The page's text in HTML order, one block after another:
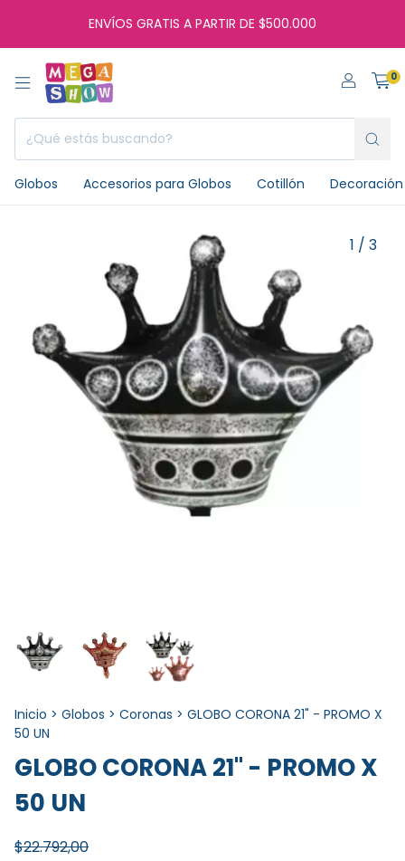
ENVÍOS GRATIS A PARTIR DE $500.000
0
Globos Accesorios para Globos Cotillón
1 / 3
Inicio > Globos > Coronas > GLOBO CORONA 21" - PROMO X
50 UN
GLOBO CORONA 21" - PROMO X
50 UN
$22.792,00